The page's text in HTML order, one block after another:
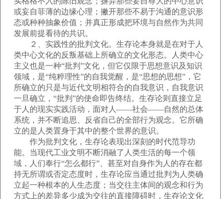
或妄自菲薄的边缘心理；撇开那些不易于沟通的意识形
态或种种抽象价值；并真正形成把环境与自然作为共同
发展前提看待的共识。
２、实践性的批判文化。生存论本身就是在对于人
类中心文化的反叛基础上所确立的文化形态。人类中心
主义也是一种“批判”文化，但它仅限于思想意识及知识
领域，是“纯粹理性”的自我觉醒，是“思想的思想”，它
所确立的只是与近代文明相符合的自我意识，自我意识
一旦确立，“批判”的使命即告终结。生存论则直接立足
于人的现实实践活动，面对人——社会——自然的总体
系统，并不断追思、反省自己的全部行为观念。它所确
立的是人类置身于其中的整个世界的意识。
作为批判文化，生存论表现出深刻的时代范导功
能。当现代工业文明不断消融了人类生活的每一个领
域，人们奉行“怎么都行”、甚至对自身作为人的存在都
持无所谓或否定态度时，生存论应当通过批判为人类确
立起一种根本的人生态度；当交往主体间的观念和行为
方式上的差异多少成为交往的直接障碍时，生存论文化